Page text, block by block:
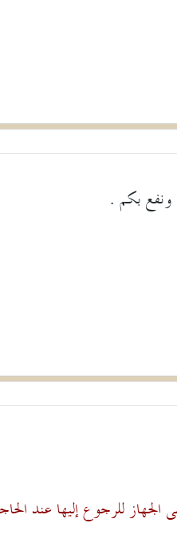
ونفع بكم .
للرجوع إليها عند